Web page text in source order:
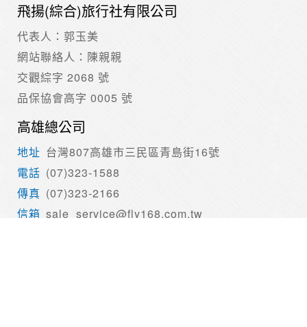
打客服電話(07)323-1588或防詐騙專線165！
飛揚(綜合)旅行社有限公司
代表人：郭玉美
網站聯絡人：陳親親
交觀綜字 2068 號
品保協會高字 0005 號
高雄總公司
台灣807高雄市三民區青島街16號
(07)323-1588
(07)323-2166
sale_service@fly168.com.tw